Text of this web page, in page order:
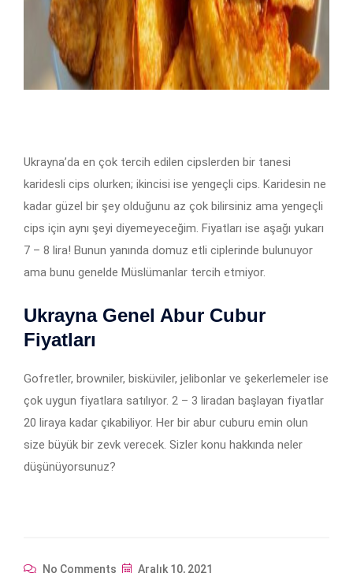
Ukrayna’da en çok tercih edilen cipslerden bir tanesi
karidesli cips olurken; ikincisi ise yengeçli cips. Karidesin ne
kadar güzel bir şey olduğunu az çok bilirsiniz ama yengeçli
cips için aynı şeyi diyemeyeceğim. Fiyatları ise aşağı yukarı
7 – 8 lira! Bunun yanında domuz etli ciplerinde bulunuyor
ama bunu genelde Müslümanlar tercih etmiyor.
Ukrayna Genel Abur Cubur
Fiyatları
Gofretler, browniler, bisküviler, jelibonlar ve şekerlemeler ise
çok uygun fiyatlara satılıyor. 2 – 3 liradan başlayan fiyatlar
20 liraya kadar çıkabiliyor. Her bir abur cuburu emin olun
size büyük bir zevk verecek. Sizler konu hakkında neler
düşünüyorsunuz?
No Comments Aralık 10, 2021